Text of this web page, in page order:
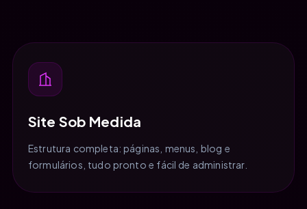
Site Sob Medida
Estrutura completa: páginas, menus, blog e
formulários, tudo pronto e fácil de administrar.